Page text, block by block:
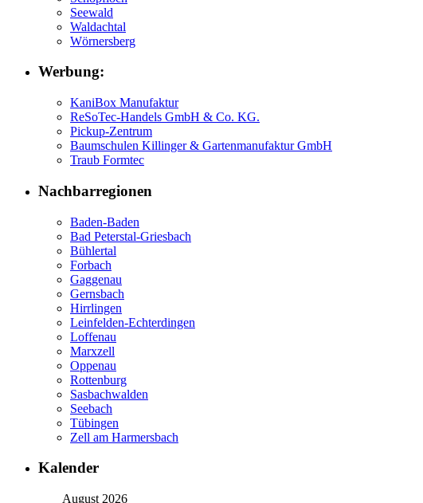
Seewald
Waldachtal
Wörnersberg
Werbung:
KaniBox Manufaktur
ReSoTec-Handels GmbH & Co. KG.
Pickup-Zentrum
Baumschulen Killinger & Gartenmanufaktur GmbH
Traub Formtec
Nachbarregionen
Baden-Baden
Bad Peterstal-Griesbach
Bühlertal
Forbach
Gaggenau
Gernsbach
Hirrlingen
Leinfelden-Echterdingen
Loffenau
Marxzell
Oppenau
Rottenburg
Sasbachwalden
Seebach
Tübingen
Zell am Harmersbach
Kalender
August 2026